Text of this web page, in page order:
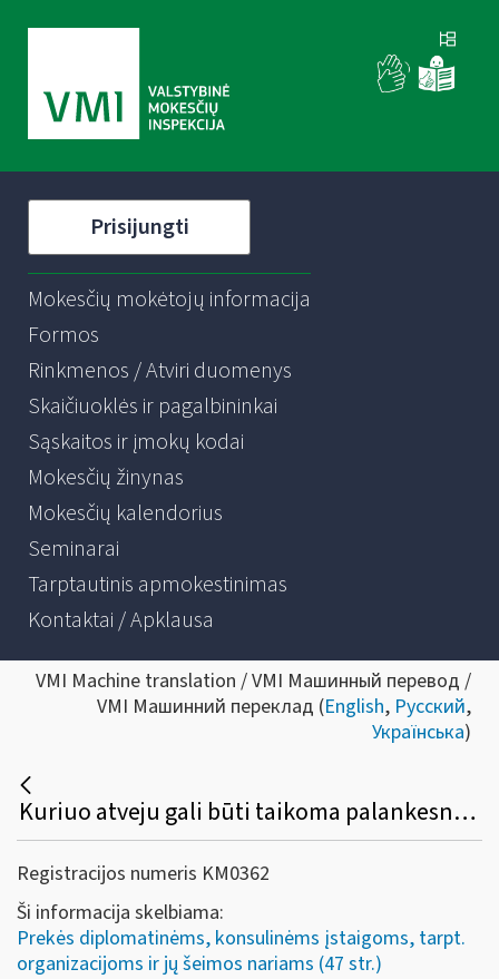
Prisijungti
Mokesčių mokėtojų informacija
Formos
Rinkmenos / Atviri duomenys
Skaičiuoklės ir pagalbininkai
Sąskaitos ir įmokų kodai
Mokesčių žinynas
Mokesčių kalendorius
Seminarai
Tarptautinis apmokestinimas
Kontaktai / Apklausa
VMI Machine translation / VMI Машинный перевод /
VMI Машинний переклад (English, Русский,
Українська)
Kuriuo atveju gali būti taikoma palankesnė ar nepalankesnė PVM grąžinimo tvarka?
Registracijos numeris KM0362
Ši informacija skelbiama:
Prekės diplomatinėms, konsulinėms įstaigoms, tarpt.
organizacijoms ir jų šeimos nariams (47 str.)